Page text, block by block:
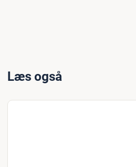
Læs også